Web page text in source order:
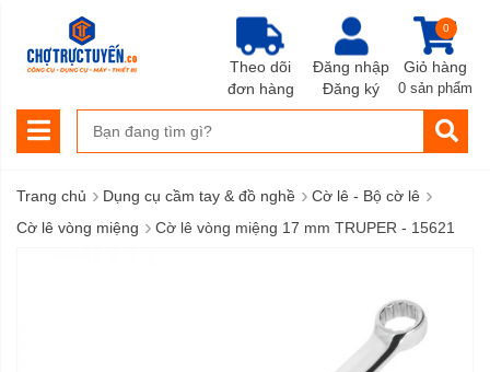
Đăng nhập
Đăng ký
Giỏ hàng
0
0 sản phẩm
Theo dõi
đơn hàng
Trang chủ › Dụng cụ cầm tay & đồ nghề › Cờ lê - Bộ cờ lê ›
Cờ lê vòng miệng › Cờ lê vòng miệng 17 mm TRUPER - 15621